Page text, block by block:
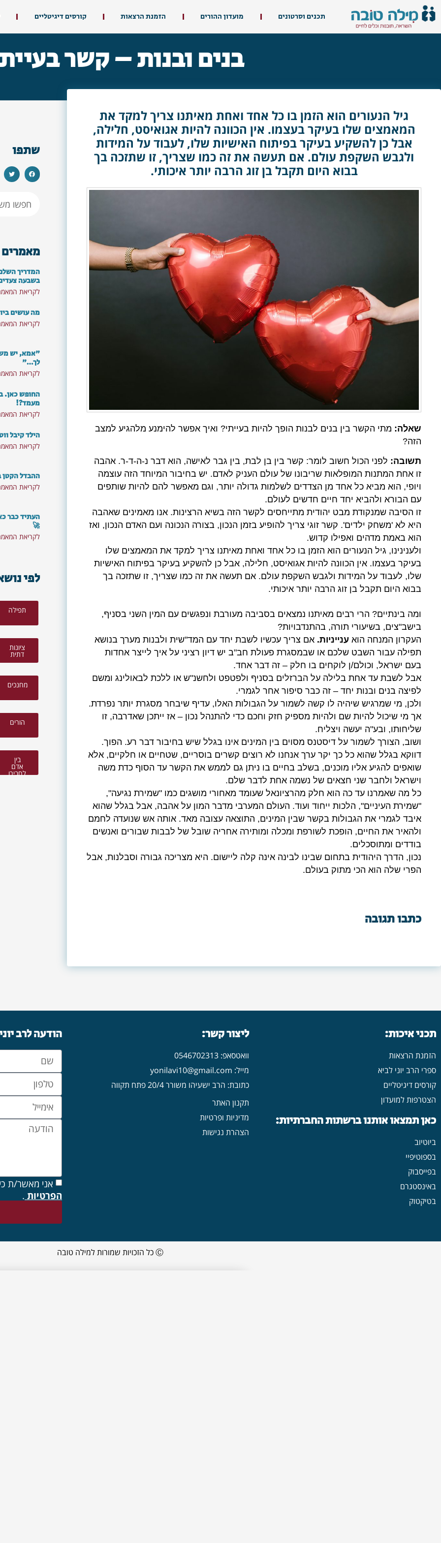
תכנים וסרטונים מועדון ההורים הזמנת הרצאות קורסים דיגיטליים
בנים ובנות – קשר
גיל הנעורים הוא הזמן בו כל אחד ואחת מאיתנו צריך למקד את
המאמצים שלו בעיקר בעצמו. אין הכוונה להיות אגואיסט, חלילה,
אבל כן להשקיע בעיקר בפיתוח האישיות שלו, לעבוד על המידות
ולגבש השקפת עולם. אם תעשה את זה כמו שצריך, זו שתזכה בך
בבוא היום תקבל בן זוג הרבה יותר איכותי.
שאלה: מתי הקשר בין בנים לבנות הופך להיות בעייתי? ואיך אפשר להימנע מלהגיע למצב
הזה?
תשובה: לפני הכול חשוב לומר: קשר בין בן לבת, בין גבר לאישה, הוא דבר נ-ה-ד-ר. אהבה
זו אחת המתנות המופלאות שריבונו של עולם העניק לאדם. יש בחיבור המיוחד הזה עוצמה
ויופי, הוא מביא כל אחד מן הצדדים לשלמות גדולה יותר, וגם מאפשר להם להיות שותפים
עם הבורא ולהביא יחד חיים חדשים לעולם.
זו הסיבה שמנקודת מבט יהודית מתייחסים לקשר הזה בשיא הרצינות. אנו מאמינים שאהבה
היא לא 'משחק ילדים'. קשר זוגי צריך להופיע בזמן הנכון, בצורה הנכונה ועם האדם הנכון, ואז
הוא באמת מדהים ואפילו קדוש.
ולענינינו, גיל הנעורים הוא הזמן בו כל אחד ואחת מאיתנו צריך למקד את המאמצים שלו
בעיקר בעצמו. אין הכוונה להיות אגואיסט, חלילה, אבל כן להשקיע בעיקר בפיתוח האישיות
שלו, לעבוד על המידות ולגבש השקפת עולם. אם תעשה את זה כמו שצריך, זו שתזכה בך
בבוא היום תקבל בן זוג הרבה יותר איכותי.
ומה בינתיים? הרי רבים מאיתנו נמצאים בסביבה מעורבת ונפגשים עם המין השני בסניף,
בישב"צים, בשיעורי תורה, בהתנדבויות?
העקרון המנחה הוא ענייניות. אם צריך עכשיו לשבת יחד עם המד"שית ולבנות מערך בנושא
תפילה עבור השבט שלכם או שבמסגרת פעולת חב"ב יש דיון רציני על איך לייצר אחדות
בעם ישראל, וכולם/ן לוקחים בו חלק – זה דבר אחד.
אבל לשבת עד אחת בלילה על הברזלים בסניף ולפטפט ולחשנ"ש או ללכת לבאולינג ומשם
לפיצה בנים ובנות יחד – זה כבר סיפור אחר לגמרי.
ולכן, מי שמרגיש שיהיה לו קשה לשמור על הגבולות האלו, עדיף שיבחר מסגרת יותר נפרדת.
אך מי שיכול להיות שם ולהיות מספיק חזק וחכם כדי להתנהל נכון – אז ייתכן שאדרבה, זו
שליחותו, ובע"ה יעשה ויצליח.
ושוב, הצורך לשמור על דיסטנס מסוים בין המינים אינו בגלל שיש בחיבור דבר רע. הפוך.
דווקא בגלל שהוא כל כך יקר ערך אנחנו לא רוצים קשרים בוסריים, שטחיים או חלקיים, אלא
שואפים להגיע אליו מוכנים, בשלב בחיים בו ניתן גם לממש את הקשר עד הסוף כדת משה
וישראל ולחבר שני חצאים של נשמה אחת לדבר שלם.
כל מה שאמרנו עד כה הוא חלק מהרציונאל שעומד מאחורי מושגים כמו "שמירת נגיעה",
"שמירת העיניים", הלכות ייחוד ועוד. העולם המערבי מדבר המון על אהבה, אבל בגלל שהוא
איבד לגמרי את הגבולות בקשר שבין המינים, התוצאה עצובה מאד. אותה אש שנועדה לחמם
ולהאיר את החיים, הופכת לשורפת ומכלה ומותירה אחריה שובל של לבבות שבורים ואנשים
בודדים ומתוסכלים.
נכון, הדרך היהודית בתחום שבינו לבינה אינה קלה ליישום. היא מצריכה גבורה וסבלנות, אבל
הפרי שלה הוא הכי מתוק בעולם.
כתבו תגובה
שתפו
מאמרים
המדריך
בשבעה
לקריאת
מה עושים
לקריאת
"אמא, יש
לך…"
לקריאת
החופש כאן.
מעמד?!
לקריאת
הילד קיבל
לקריאת
ההבדל הקטן
לקריאת
העתיד כבר
🚀
לקריאת
לפי
תפילה
ציונות
דתית
מחנכים
הורים
בין
אדם
לחבירו
תכני איכות:
הזמנת הרצאות
ספרי הרב יוני לביא
קורסים דיגיטליים
הצטרפות למועדון
כאן תמצאו אותנו ברשתות החברתיות:
ביוטיוב
בספוטיפיי
בפייסבוק
באינסטגרם
בטיקטוק
ליצור קשר:
וואטסאפ: 0546702313
מייל: yonilavi10@gmail.com
כתובת: הרב ישעיהו משורר 20/4 פתח תקווה
תקנון האתר
מדיניות ופרטיות
הצהרת נגישות
הודעה לרב
אני מאשר/ת
הפרטיות .
Ⓒ כל הזכויות שמורות למילה טובה
רוצים לא לפספס את התכנים
והסרטונים החדשים?
הצטרפו לקהילת 'מילה טובה' וקבלו פעם בשבוע חינם
את הניוזלטר שלנו עם מענה על השאלות הכי
הצטרף